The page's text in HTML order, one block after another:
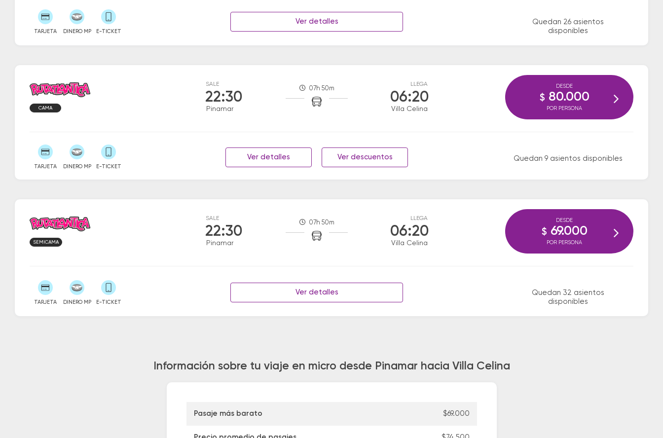
TARJETA DINERO MP E-TICKET
Ver detalles
Quedan 26 asientos
disponibles
SALE
22:30
Pinamar
07h 50m
LLEGA
06:20
Villa Celina
CAMA
TARJETA DINERO MP E-TICKET
Ver detalles Ver descuentos Quedan 9 asientos disponibles
DESDE
$ 80.000
POR PERSONA
SALE
22:30
Pinamar
07h 50m
LLEGA
06:20
Villa Celina
SEMICAMA
TARJETA DINERO MP E-TICKET
Ver detalles
Quedan 32 asientos
disponibles
DESDE
$ 69.000
POR PERSONA
Información sobre tu viaje en micro desde Pinamar hacia Villa Celina
Pasaje más barato $69.000